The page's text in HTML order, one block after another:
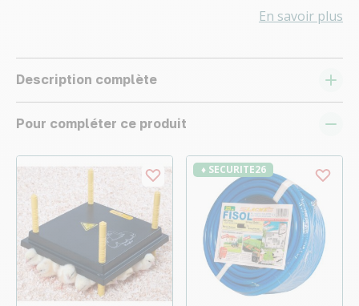
En savoir plus
Description complète
Pour compléter ce produit
♦ SECURITE26